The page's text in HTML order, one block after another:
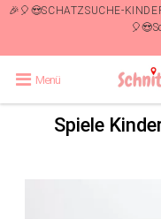
🎉🎈😍SCHATZSUCHE-
Menü
Spiele